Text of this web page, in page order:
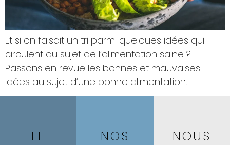
Et si on faisait un tri parmi quelques idées qui
circulent au sujet de l’alimentation saine ?
Passons en revue les bonnes et mauvaises
idées au sujet d’une bonne alimentation.
LE
NOS
NOUS